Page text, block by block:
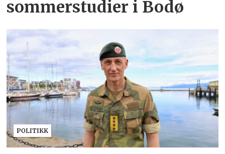
sommerstudier i Bodø
POLITIKK